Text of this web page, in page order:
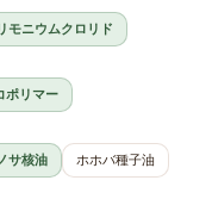
モニウムクロリド
ポリマー
サ核油
ホホバ種子油